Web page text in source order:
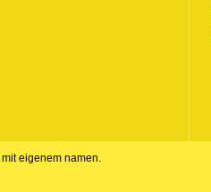
mit eigenem namen.